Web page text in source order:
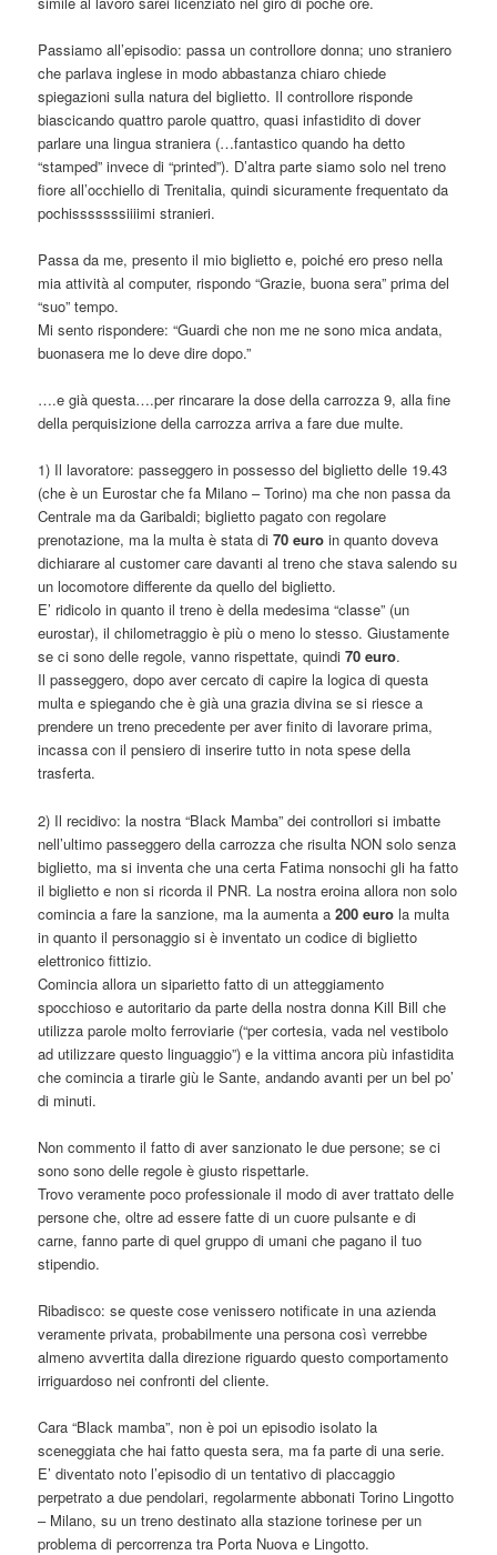
Passiamo all’episodio: passa un controllore donna; uno straniero
che parlava inglese in modo abbastanza chiaro chiede
spiegazioni sulla natura del biglietto. Il controllore risponde
biascicando quattro parole quattro, quasi infastidito di dover
parlare una lingua straniera (…fantastico quando ha detto
“stamped” invece di “printed”). D’altra parte siamo solo nel treno
fiore all’occhiello di Trenitalia, quindi sicuramente frequentato da
pochisssssssiiiimi stranieri.
Passa da me, presento il mio biglietto e, poiché ero preso nella
mia attività al computer, rispondo “Grazie, buona sera” prima del
“suo” tempo.
Mi sento rispondere: “Guardi che non me ne sono mica andata,
buonasera me lo deve dire dopo.”
….e già questa….per rincarare la dose della carrozza 9, alla fine
della perquisizione della carrozza arriva a fare due multe.
1) Il lavoratore: passeggero in possesso del biglietto delle 19.43
(che è un Eurostar che fa Milano – Torino) ma che non passa da
Centrale ma da Garibaldi; biglietto pagato con regolare
prenotazione, ma la multa è stata di70 euro in quanto doveva
dichiarare al customer care davanti al treno che stava salendo su
un locomotore differente da quello del biglietto.
E’ ridicolo in quanto il treno è della medesima “classe” (un
eurostar), il chilometraggio è più o meno lo stesso. Giustamente
se ci sono delle regole, vanno rispettate, quindi70 euro.
Il passeggero, dopo aver cercato di capire la logica di questa
multa e spiegando che è già una grazia divina se si riesce a
prendere un treno precedente per aver finito di lavorare prima,
incassa con il pensiero di inserire tutto in nota spese della
trasferta.
2) Il recidivo: la nostra “Black Mamba” dei controllori si imbatte
nell’ultimo passeggero della carrozza che risulta NON solo senza
biglietto, ma si inventa che una certa Fatima nonsochi gli ha fatto
il biglietto e non si ricorda il PNR. La nostra eroina allora non solo
comincia a fare la sanzione, ma la aumenta a200 euro la multa
in quanto il personaggio si è inventato un codice di biglietto
elettronico fittizio.
Comincia allora un siparietto fatto di un atteggiamento
spocchioso e autoritario da parte della nostra donna Kill Bill che
utilizza parole molto ferroviarie (“per cortesia, vada nel vestibolo
ad utilizzare questo linguaggio”) e la vittima ancora più infastidita
che comincia a tirarle giù le Sante, andando avanti per un bel po’
di minuti.
Non commento il fatto di aver sanzionato le due persone; se ci
sono sono delle regole è giusto rispettarle.
Trovo veramente poco professionale il modo di aver trattato delle
persone che, oltre ad essere fatte di un cuore pulsante e di
carne, fanno parte di quel gruppo di umani che pagano il tuo
stipendio.
Ribadisco: se queste cose venissero notificate in una azienda
veramente privata, probabilmente una persona così verrebbe
almeno avvertita dalla direzione riguardo questo comportamento
irriguardoso nei confronti del cliente.
Cara “Black mamba”, non è poi un episodio isolato la
sceneggiata che hai fatto questa sera, ma fa parte di una serie.
E’ diventato noto l’episodio di un tentativo di placcaggio
perpetrato a due pendolari, regolarmente abbonati Torino Lingotto
– Milano, su un treno destinato alla stazione torinese per un
problema di percorrenza tra Porta Nuova e Lingotto.